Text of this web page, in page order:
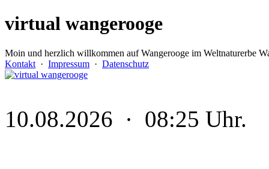
virtual wangerooge
Moin und herzlich willkommen auf Wangerooge im Weltnaturerbe
Kontakt · Impressum · Datenschutz
10.08.2026 · 08:25 Uhr.